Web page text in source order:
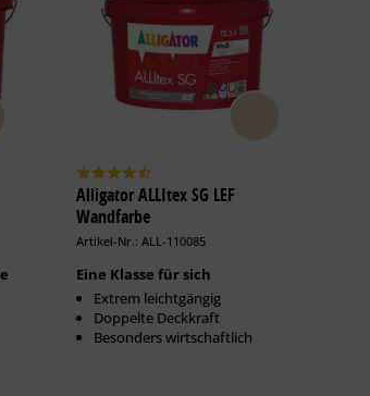
Alligator ALLItex SG LEF
Wandfarbe
Artikel-Nr.: ALL-110085
Eine Klasse für sich
Extrem leichtgängig
Doppelte Deckkraft
Besonders wirtschaftlich